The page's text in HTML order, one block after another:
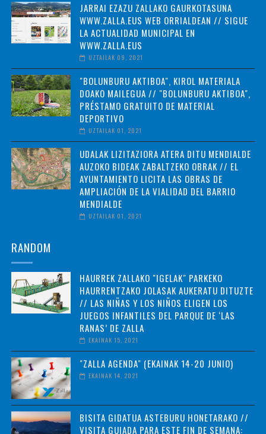
JARRAI EZAZU ZALLAKO GAURKOTASUNA
WWW.ZALLA.EUS WEB ORRIALDEAN // SIGUE
LA ACTUALIDAD MUNICIPAL EN
WWW.ZALLA.EUS
UZTAILAK 09, 2021
"BOLUNBURU AKTIBOA", KIROL MATERIALA
DOAKO MAILEGUA // "BOLUNBURU AKTIBOA",
PRÉSTAMO GRATUITO DE MATERIAL
DEPORTIVO
UZTAILAK 01, 2021
UDALAK LIZITAZIORA ATERA DITU MENDIALDE
AUZOKO BIDEAK ZABALTZEKO OBRAK // EL
AYUNTAMIENTO LICITA LAS OBRAS DE
AMPLIACIÓN DE LA VIALIDAD DEL BARRIO
MENDIALDE
UZTAILAK 01, 2021
RANDOM
HAURREK ZALLAKO "IGELAK" PARKEKO
HAURRENTZAKO JOLASAK AUKERATU DITUZTE
// LAS NIÑAS Y LOS NIÑOS ELIGEN LOS
JUEGOS INFANTILES DEL PARQUE DE ‘LAS
RANAS’ DE ZALLA
EKAINAK 15, 2021
"ZALLA AGENDA" (EKAINAK 14-20 JUNIO)
EKAINAK 14, 2021
BISITA GIDATUA ASTEBURU HONETARAKO //
VISITA GUIADA PARA ESTE FIN DE SEMANA: